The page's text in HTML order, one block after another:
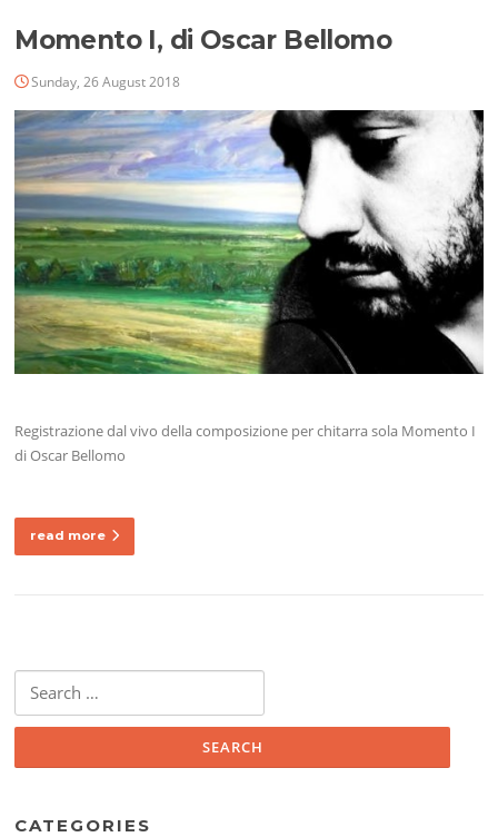
Momento I, di Oscar Bellomo
Sunday, 26 August 2018
Registrazione dal vivo della composizione per chitarra sola Momento I
di Oscar Bellomo
read more
for:
CATEGORIES